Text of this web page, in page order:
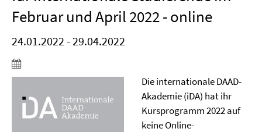
Februar und April 2022 - online
24.01.2022 - 29.04.2022
Die internationale DAAD-
Akademie (iDA) hat ihr
Kursprogramm 2022 auf
keine Online-